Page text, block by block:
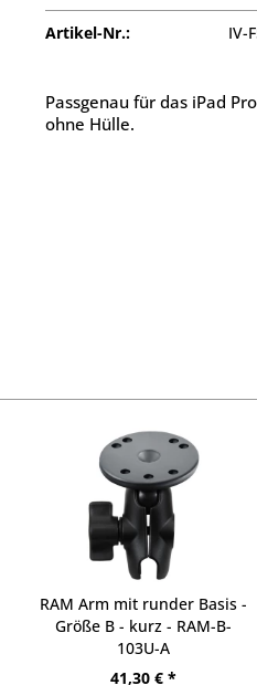
Artikel-Nr.: IV-
Passgenau für das iPad
ohne Hülle.
RAM Arm mit runder Basis -
Größe B - kurz - RAM-B-
103U-A
41,30 € *